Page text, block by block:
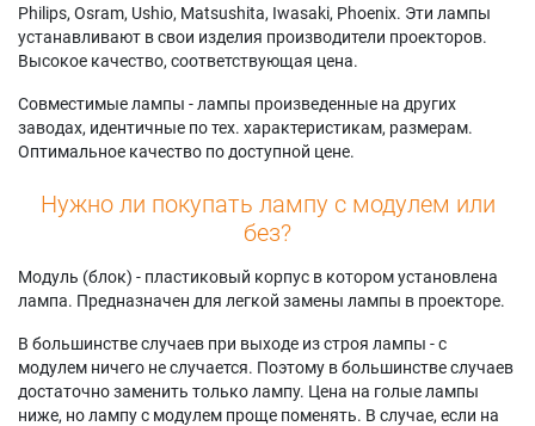
Philips, Osram, Ushio, Matsushita, Iwasaki, Phoenix. Эти лампы
устанавливают в свои изделия производители проекторов.
Высокое качество, соответствующая цена.
Совместимые лампы - лампы произведенные на других
заводах, идентичные по тех. характеристикам, размерам.
Оптимальное качество по доступной цене.
Нужно ли покупать лампу с модулем или
без?
Модуль (блок) - пластиковый корпус в котором установлена
лампа. Предназначен для легкой замены лампы в проекторе.
В большинстве случаев при выходе из строя лампы - с
модулем ничего не случается. Поэтому в большинстве случаев
достаточно заменить только лампу. Цена на голые лампы
ниже, но лампу с модулем проще поменять. В случае, если на